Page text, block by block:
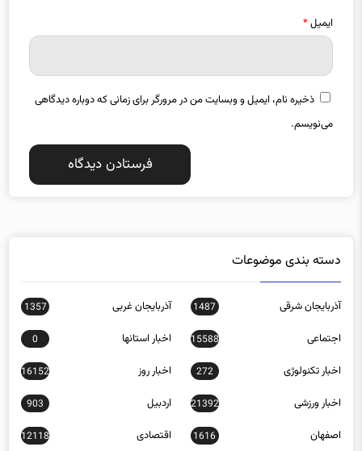
ایمیل
ذخیره نام، ایمیل و وبسایت من در مرورگر برای زمانی که دوباره دیدگاهی
دسته بندی موضوعات
آذربایجان شرقی 1487 آذربایجان غربی 1357
اجتماعی 15588 اخبار استانها 0
اخبار تکنولوژی 272 اخبار روز 16152
اخبار ورزشی 21392 اردبیل 903